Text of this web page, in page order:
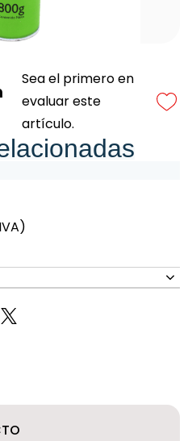
Sea el primero en
evaluar este
artículo.